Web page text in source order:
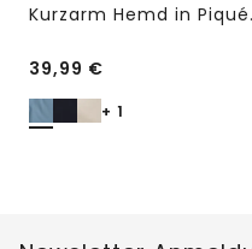
39,99 €
+ 1